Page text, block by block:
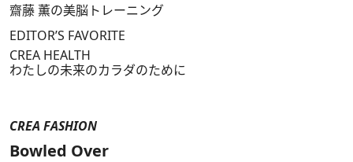
齋藤 薫の美脳トレーニング
EDITOR’S FAVORITE
CREA HEALTH
わたしの未来のカラダのために
CREA FASHION
Bowled Over